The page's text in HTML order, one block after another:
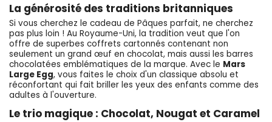
La générosité des traditions britanniques
Si vous cherchez le cadeau de Pâques parfait, ne cherchez
pas plus loin ! Au Royaume-Uni, la tradition veut que l'on
offre de superbes coffrets cartonnés contenant non
seulement un grand œuf en chocolat, mais aussi les barres
chocolatées emblématiques de la marque. Avec le Mars
Large Egg, vous faites le choix d'un classique absolu et
réconfortant qui fait briller les yeux des enfants comme des
adultes à l'ouverture.
Le trio magique : Chocolat, Nougat et Caramel